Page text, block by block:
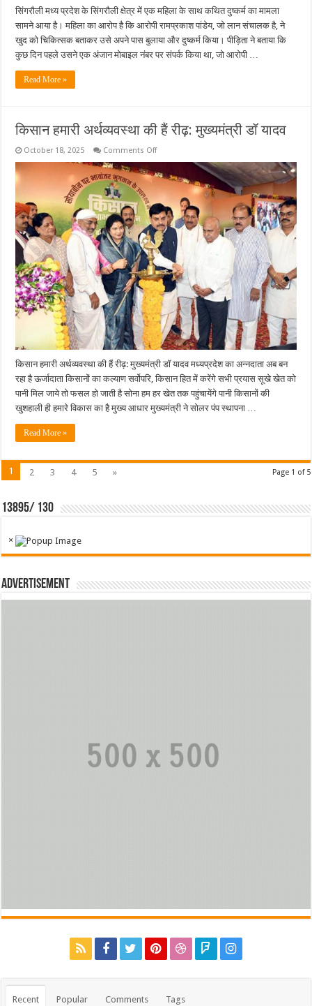
सिंगरौली मध्य प्रदेश के सिंगरौली क्षेत्र में एक महिला के साथ कथित दुष्कर्म का मामला
सामने आया है। महिला का आरोप है कि आरोपी रामप्रकाश पांडेय, जो लान संचालक है, ने
खुद को चिकित्सक बताकर उसे अपने पास बुलाया और दुष्कर्म किया। पीड़िता ने बताया कि
कुछ दिन पहले उसने एक अंजान मोबाइल नंबर पर संपर्क किया था, जो आरोपी …
Read More »
किसान हमारी अर्थव्यवस्था की हैं रीढ़: मुख्यमंत्री डॉ यादव
October 18, 2025 Comments Offon
अर्थव्यवस्था
हैं
रीढ़:
मुख्यमंत्री
डॉ
यादव
किसान हमारी अर्थव्यवस्था की हैं रीढ़: मुख्यमंत्री डॉ यादव मध्यप्रदेश का अन्नदाता अब बन
रहा है ऊर्जादाता किसानों का कल्याण सर्वोपरि, किसान हित में करेंगे सभी प्रयास सूखे खेत को
पानी मिल जाये तो फसल हो जाती है सोना हम हर खेत तक पहुंचायेंगे पानी किसानों की
खुशहाली ही हमारे विकास का है मुख्य आधार मुख्यमंत्री ने सोलर पंप स्थापना …
Read More »
Page 1 of 5
1 2 3 4 5 »
13895/ 130
×
Advertisement
Recent Popular Comments Tags